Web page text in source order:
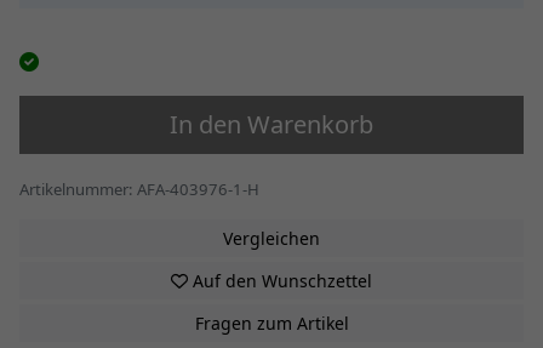
In den Warenkorb
Artikelnummer: AFA-403976-1-H
Vergleichen
Auf den Wunschzettel
Fragen zum Artikel